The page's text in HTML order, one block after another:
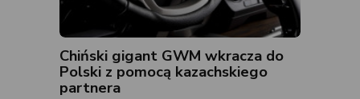
Chiński gigant GWM wkracza do
Polski z pomocą kazachskiego
partnera